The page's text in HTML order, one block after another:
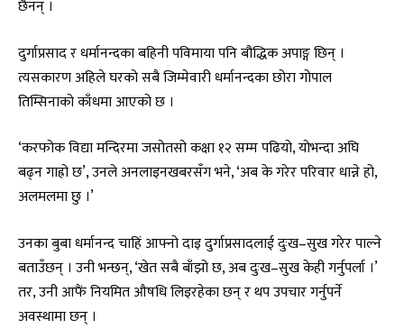
छैनन् ।
दुर्गाप्रसाद र धर्मानन्दका बहिनी पविमाया पनि बौद्धिक अपाङ्ग छिन् ।
त्यसकारण अहिले घरको सबै जिम्मेवारी धर्मानन्दका छोरा गोपाल
तिम्सिनाको काँधमा आएको छ ।
‘करफोक विद्या मन्दिरमा जसोतसो कक्षा १२ सम्म पढियो, योभन्दा अघि
बढ्न गाह्रो छ’, उनले अनलाइनखबरसँग भने, ‘अब के गरेर परिवार धान्ने हो,
अलमलमा छु ।’
उनका बुबा धर्मानन्द चाहिं आफ्नो दाइ दुर्गाप्रसादलाई दुःख–सुख गरेर पाल्ने
बताउँछन् । उनी भन्छन्, ‘खेत सबै बाँझो छ, अब दुःख–सुख केही गर्नुपर्ला ।’
तर, उनी आफैं नियमित औषधि लिइरहेका छन् र थप उपचार गर्नुपर्ने
अवस्थामा छन् ।